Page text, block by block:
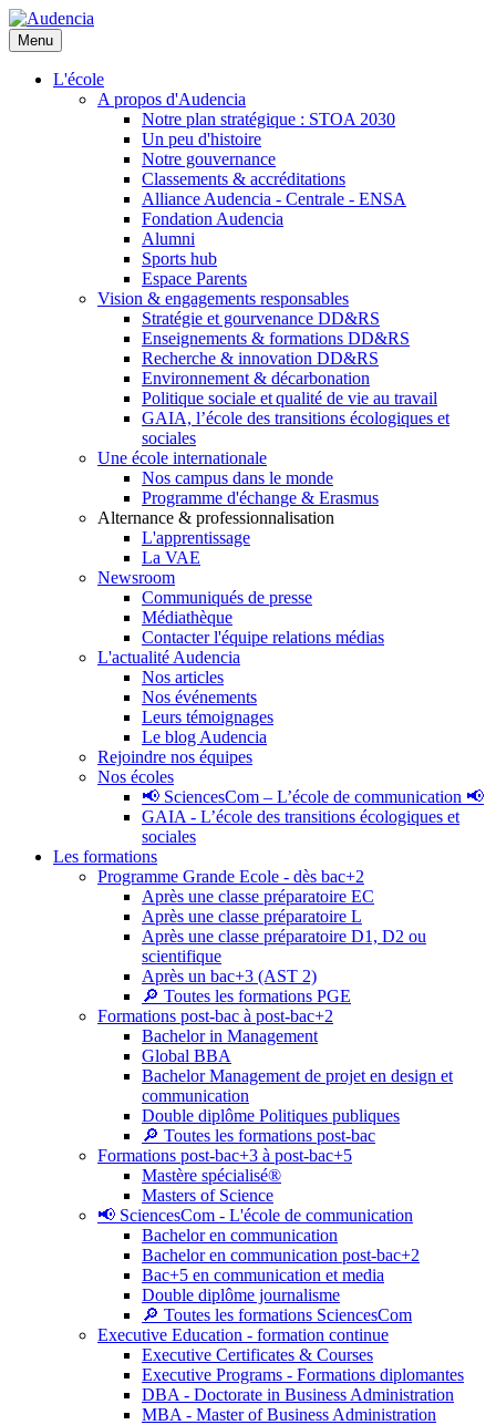
Aller
au
contenu
principal
Menu
L'école
A propos d'Audencia
Notre plan stratégique : STOA 2030
Un peu d'histoire
Notre gouvernance
Classements & accréditations
Alliance Audencia - Centrale - ENSA
Fondation Audencia
Alumni
Sports hub
Espace Parents
Vision & engagements responsables
Stratégie et gourvenance DD&RS
Enseignements & formations DD&RS
Recherche & innovation DD&RS
Environnement & décarbonation
Politique sociale et qualité de vie au travail
GAIA, l’école des transitions écologiques et
sociales
Une école internationale
Nos campus dans le monde
Programme d'échange & Erasmus
Alternance & professionnalisation
L'apprentissage
La VAE
Newsroom
Communiqués de presse
Médiathèque
Contacter l'équipe relations médias
L'actualité Audencia
Nos articles
Nos événements
Leurs témoignages
Le blog Audencia
Rejoindre nos équipes
Nos écoles
📢 SciencesCom – L’école de communication 📢
GAIA - L’école des transitions écologiques et
sociales
Les formations
Programme Grande Ecole - dès bac+2
Après une classe préparatoire EC
Après une classe préparatoire L
Après une classe préparatoire D1, D2 ou
scientifique
Après un bac+3 (AST 2)
🔎 Toutes les formations PGE
Formations post-bac à post-bac+2
Bachelor in Management
Global BBA
Bachelor Management de projet en design et
communication
Double diplôme Politiques publiques
🔎 Toutes les formations post-bac
Formations post-bac+3 à post-bac+5
Mastère spécialisé®
Masters of Science
📢 SciencesCom - L'école de communication
Bachelor en communication
Bachelor en communication post-bac+2
Bac+5 en communication et media
Double diplôme journalisme
🔎 Toutes les formations SciencesCom
Executive Education - formation continue
Executive Certificates & Courses
Executive Programs - Formations diplomantes
DBA - Doctorate in Business Administration
MBA - Master of Business Administration